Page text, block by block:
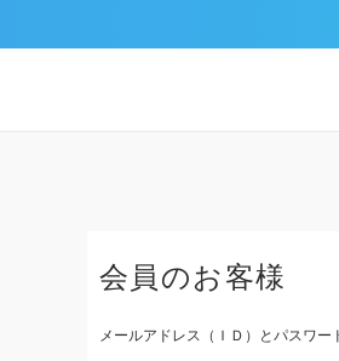
会員のお客様
メールアドレス（ＩＤ）とパスワー